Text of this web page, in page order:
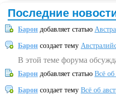
Последние
Барон добавляет статью
Барон создает тему
В этой теме форума
Барон добавляет статью Всё об
Барон создает тему Всё об